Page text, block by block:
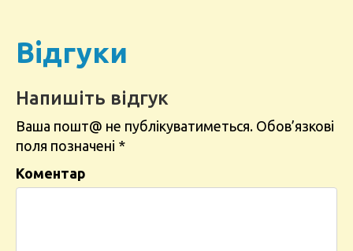
Відгуки
Напишіть відгук
Ваша пошт@ не публікуватиметься.
поля позначені *
Коментар